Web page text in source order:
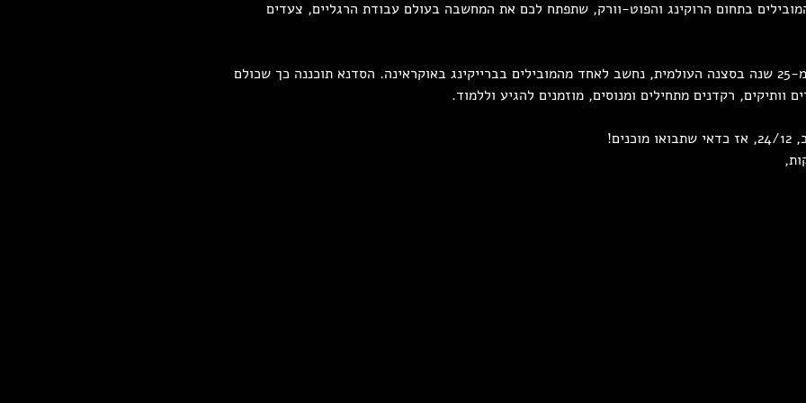
בתחום הרוקינג והפוט-וורק, שתפתח לכם את המחשבה בעולם עבודת הרגליים, צעדים
אפאצ'י, בעל ניסיון של למעלה מ-25 שנה בסצנה העולמית, נחשב לאחד מהמובילים בברייקינג באוקראינה. הסדנא תוכננה כך שכולם
וותיקים, רקדנים מתחילים ומנוסים, מוזמנים להגיע וללמוד.